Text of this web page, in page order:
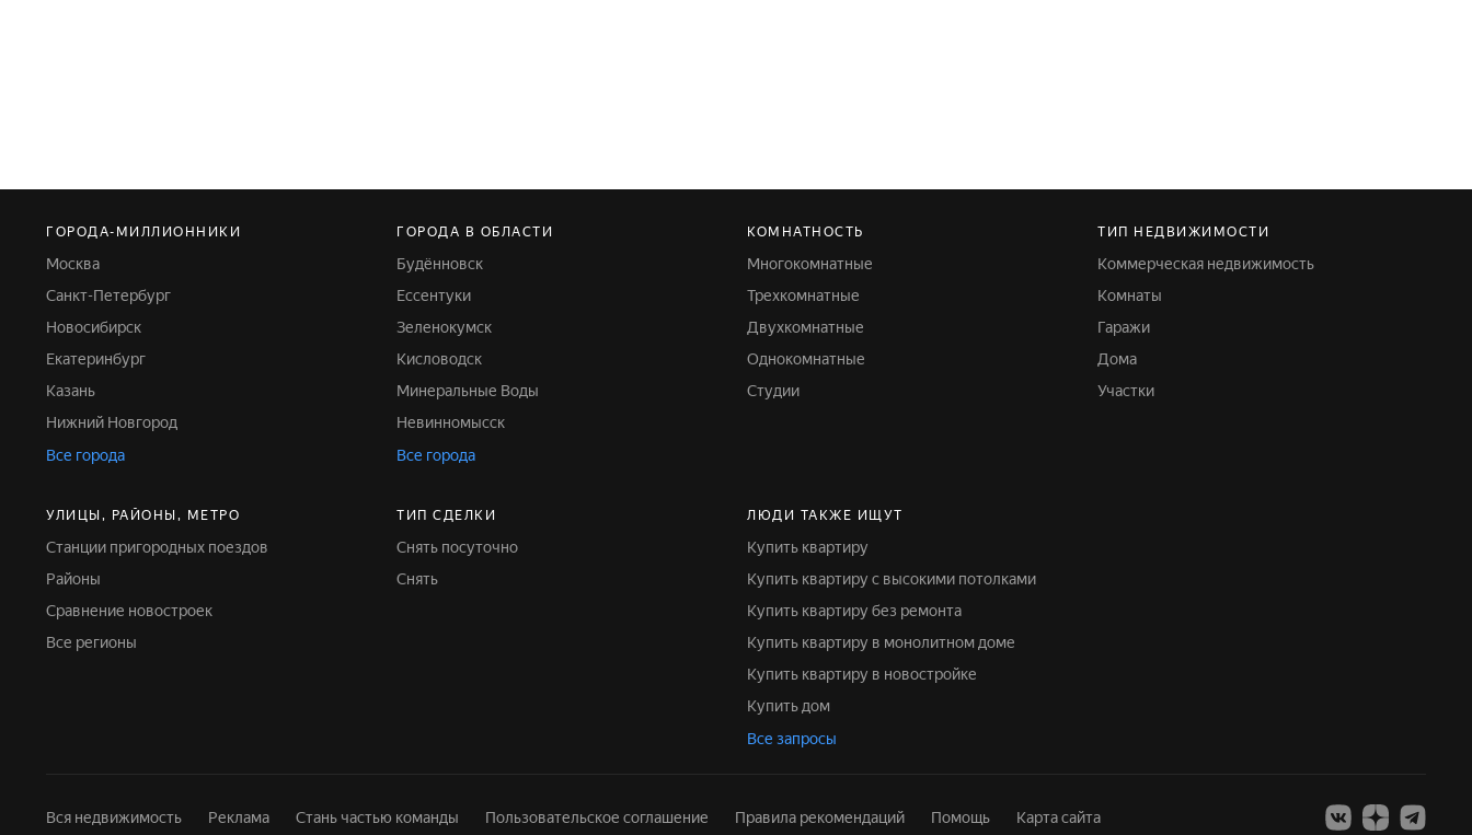
ГОРОДА-МИЛЛИОННИКИ
Москва
Санкт-Петербург
Новосибирск
Екатеринбург
Казань
Нижний Новгород
Все города
ГОРОДА В ОБЛАСТИ
Будённовск
Ессентуки
Зеленокумск
Кисловодск
Минеральные Воды
Невинномысск
Все города
КОМНАТНОСТЬ
Многокомнатные
Трехкомнатные
Двухкомнатные
Однокомнатные
Студии
ТИП НЕДВИЖИМОСТИ
Коммерческая недвижимость
Комнаты
Гаражи
Дома
Участки
УЛИЦЫ, РАЙОНЫ, МЕТРО
Станции пригородных поездов
Районы
Сравнение новостроек
Все регионы
ТИП СДЕЛКИ
Снять посуточно
Снять
ЛЮДИ ТАКЖЕ ИЩУТ
Купить квартиру
Купить квартиру с высокими потолками
Купить квартиру без ремонта
Купить квартиру в монолитном доме
Купить квартиру в новостройке
Купить дом
Все запросы
Вся недвижимость Реклама Стань частью команды Пользовательское соглашение Правила рекомендаций Помощь Карта сайта